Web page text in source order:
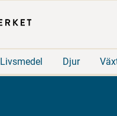
Livsmedel Djur